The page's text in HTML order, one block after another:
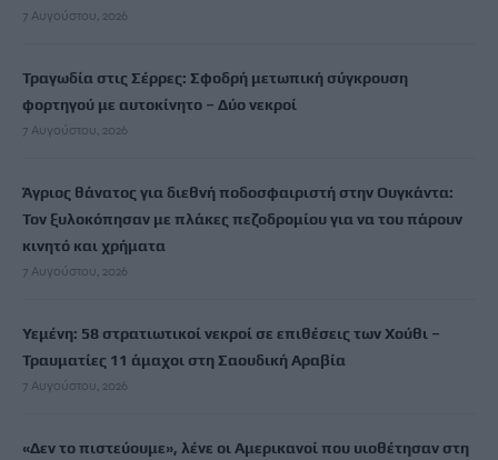
7 Αυγούστου, 2026
Τραγωδία στις Σέρρες: Σφοδρή μετωπική σύγκρουση
φορτηγού με αυτοκίνητο – Δύο νεκροί
7 Αυγούστου, 2026
Άγριος θάνατος για διεθνή ποδοσφαιριστή στην Ουγκάντα:
Τον ξυλοκόπησαν με πλάκες πεζοδρομίου για να του πάρουν
κινητό και χρήματα
7 Αυγούστου, 2026
Υεμένη: 58 στρατιωτικοί νεκροί σε επιθέσεις των Χούθι –
Τραυματίες 11 άμαχοι στη Σαουδική Αραβία
7 Αυγούστου, 2026
«Δεν το πιστεύουμε», λένε οι Αμερικανοί που υιοθέτησαν στη